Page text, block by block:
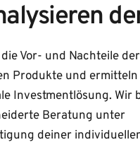
Vor- und Nachteile
Produkte und
Investmentlösung. Wir
Beratung unter
deiner